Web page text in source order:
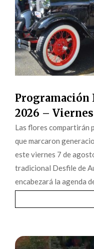
Programación
2026 –
Las flores compartirán
que marcaron
este viernes 7 de
tradicional Desfile de
encabezará la agenda